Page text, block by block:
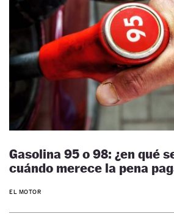
Gasolina 95 o 98: ¿en qué
cuándo merece la pena
EL MOTOR